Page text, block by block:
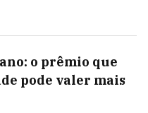
o prêmio que
pode valer mais